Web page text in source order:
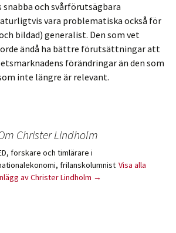
och svårförutsägbara
vara problematiska också för
bildad) generalist. Den som vet
ändå ha bättre förutsättningar att
förändringar än den som
inte längre är relevant.
Christer Lindholm
forskare och timlärare i
frilanskolumnist Visa alla
av Christer Lindholm →